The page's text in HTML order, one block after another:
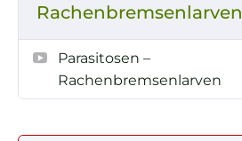
Rachenbremsenlarven
Parasitosen –
Rachenbremsenlarven